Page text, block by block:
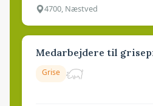
4700, Næstved
Medarbejdere til
Grise